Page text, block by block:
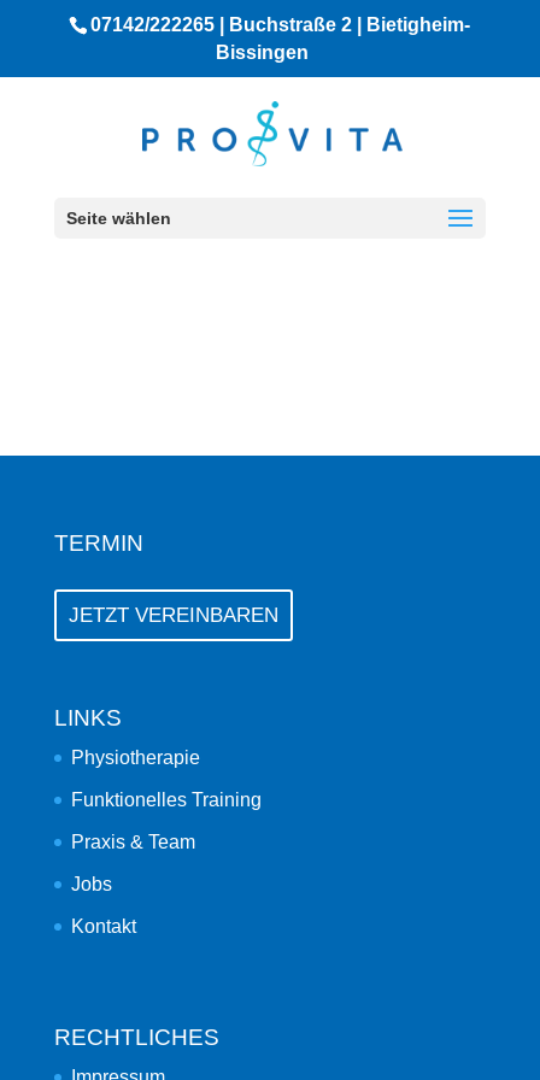
07142/222265 | Buchstraße 2 | Bietigheim-
Bissingen
Seite wählen
TERMIN
JETZT VEREINBAREN
LINKS
Physiotherapie
Funktionelles Training
Praxis & Team
Jobs
Kontakt
RECHTLICHES